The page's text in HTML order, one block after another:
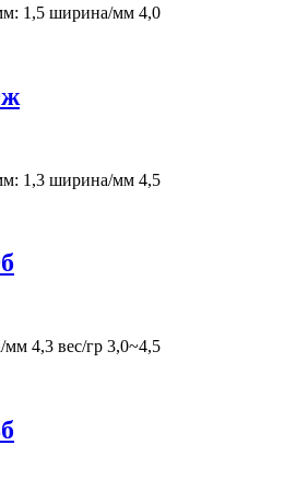
1,5 ширина/мм 4,0
1,3 ширина/мм 4,5
4,3 вес/гр 3,0~4,5